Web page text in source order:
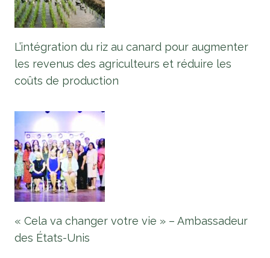
L’intégration du riz au canard pour augmenter
les revenus des agriculteurs et réduire les
coûts de production
« Cela va changer votre vie » – Ambassadeur
des États-Unis